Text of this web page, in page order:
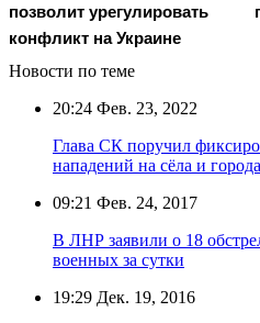
позволит урегулировать
конфликт на Украине
Новости по теме
20:24 Фев. 23, 2022
Глава СК поручил
нападений на сёла и
09:21 Фев. 24, 2017
В ЛНР заявили о 18
военных за сутки
19:29 Дек. 19, 2016